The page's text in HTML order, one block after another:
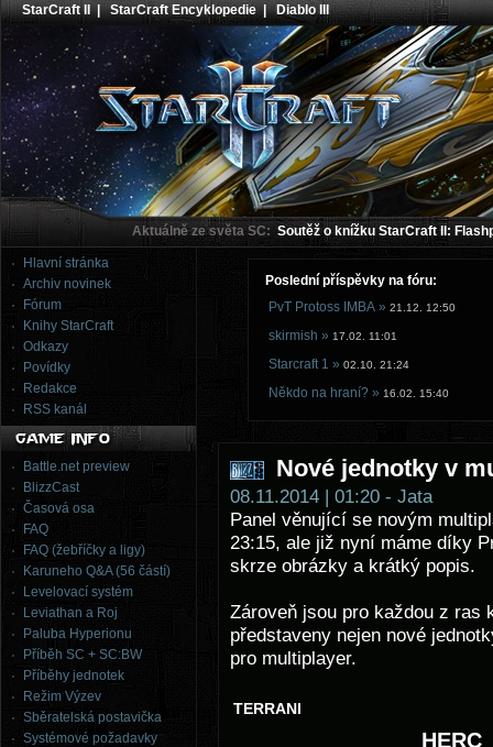
StarCraft II |StarCraft Encyklopedie|Diablo III
Aktuálně ze světa SC: Soutěž o knížku StarCraft II:
Hlavní stránka
Archiv novinek
Fórum
Knihy StarCraft
Odkazy
Povídky
Redakce
RSS kanál
Battle.net preview
BlizzCast
Časová osa
FAQ
FAQ (žebříčky a ligy)
Karuneho Q&A (56 částí)
Levelovací systém
Leviathan a Roj
Paluba Hyperionu
Příběh SC + SC:BW
Příběhy jednotek
Režim Výzev
Sběratelská postavička
Systémové požadavky
Poslední příspěvky na fóru:
PvT Protoss IMBA » 21.12. 12:50
skirmish » 17.02. 11:01
Starcraft 1 » 02.10. 21:24
Někdo na hraní? » 16.02. 15:40
Nové jednotky v
08.11.2014 | 01:20 - Jata
Panel věnující se novým
23:15, ale již nyní máme díky
skrze obrázky a krátký popis.
Zároveň jsou pro každou z ras
představeny nejen nové
pro multiplayer.
TERRANI
HERC